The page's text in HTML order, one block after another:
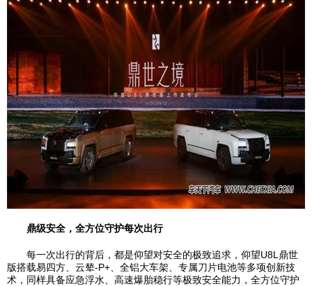
鼎级安全，全方位守护每次出行
每一次出行的背后，都是仰望对安全的极致追求，仰望U8L鼎世
版搭载易四方、云辇-P+、全铝大车架、专属刀片电池等多项创新技
术，同样具备应急浮水、高速爆胎稳行等极致安全能力，全方位守护